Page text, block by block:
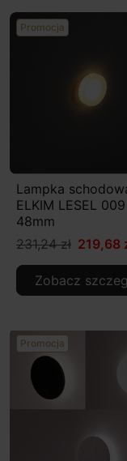
Promocja
Lampka
ELKIM LESEL 009
48mm
231,24 zł 219,68
Zobacz
Promocja